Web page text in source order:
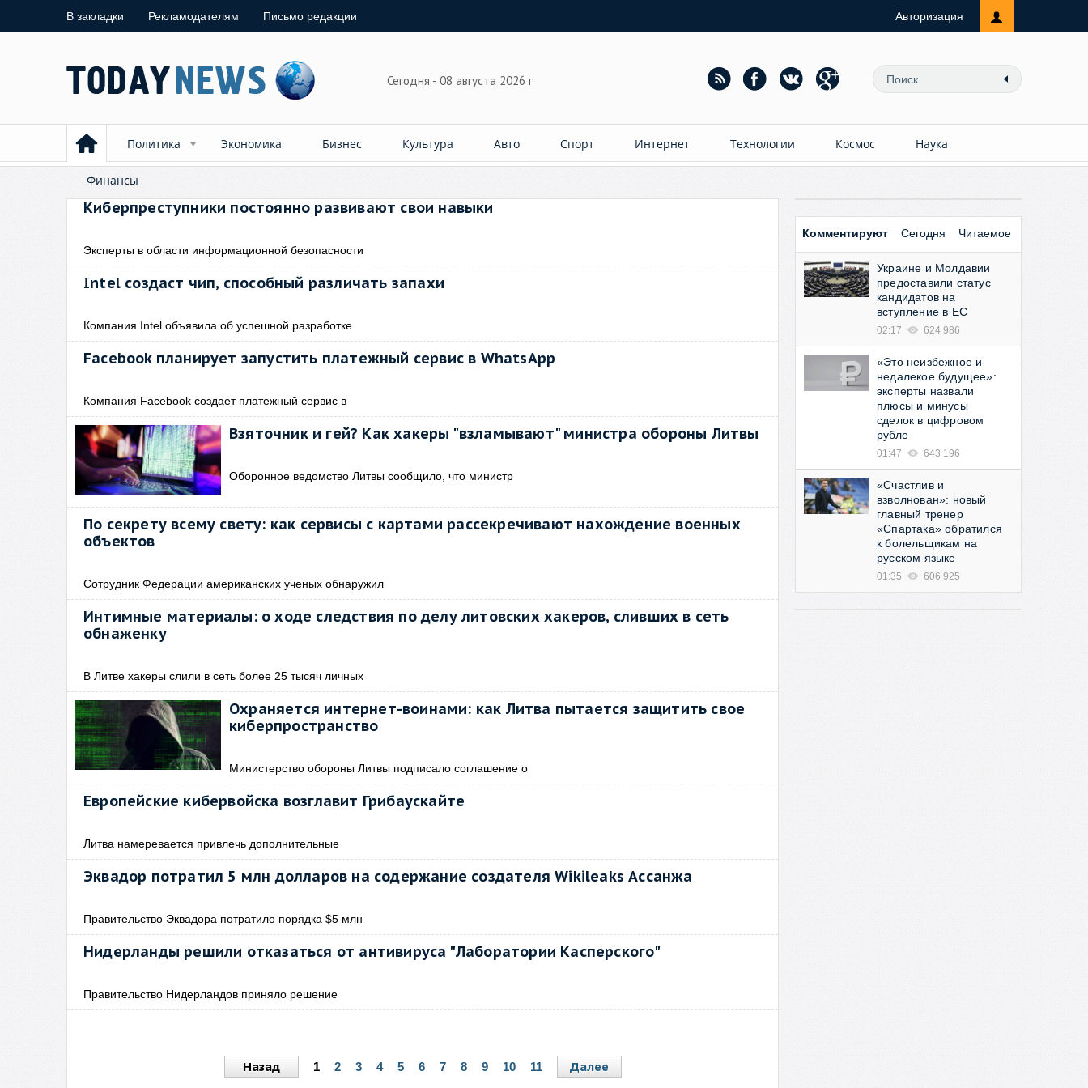
В закладки Рекламодателям Письмо редакции Авторизация
Сегодня - 08 августа 2026 г
Политика Экономика Бизнес Культура Авто Спорт Интернет Технологии Космос Наука
Финансы
Киберпреступники постоянно развивают свои навыки
Эксперты в области информационной безопасности
Intel создаст чип, способный различать запахи
Компания Intel объявила об успешной разработке
Facebook планирует запустить платежный сервис в WhatsApp
Компания Facebook создает платежный сервис в
Взяточник и гей? Как хакеры "взламывают" министра обороны Литвы
Оборонное ведомство Литвы сообщило, что министр
По секрету всему свету: как сервисы с картами рассекречивают нахождение военных
объектов
Сотрудник Федерации американских ученых обнаружил
Интимные материалы: о ходе следствия по делу литовских хакеров, сливших в сеть
обнаженку
В Литве хакеры слили в сеть более 25 тысяч личных
Охраняется интернет-воинами: как Литва пытается защитить свое
киберпространство
Министерство обороны Литвы подписало соглашение о
Европейские кибервойска возглавит Грибаускайте
Литва намеревается привлечь дополнительные
Эквадор потратил 5 млн долларов на содержание создателя Wikileaks Ассанжа
Правительство Эквадора потратило порядка $5 млн
Нидерланды решили отказаться от антивируса "Лаборатории Касперского"
Правительство Нидерландов приняло решение
Назад 1 2 3 4 5 6 7 8 9 10 11 Далее
Комментируют Сегодня Читаемое
Украине и Молдавии
предоставили статус
кандидатов на
вступление в ЕС
02:17 624 986
«Это неизбежное и
недалекое будущее»:
эксперты назвали
плюсы и минусы
сделок в цифровом
рубле
01:47 643 196
«Счастлив и
взволнован»: новый
главный тренер
«Спартака» обратился
к болельщикам на
русском языке
01:35 606 925